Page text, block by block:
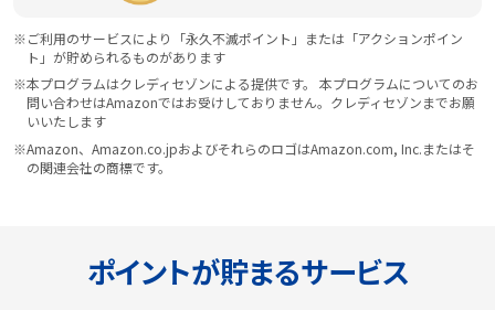
※ご利用のサービスにより「永久不滅ポイント」または「アクションポイン
ト」が貯められるものがあります
※本プログラムはクレディセゾンによる提供です。 本プログラムについてのお
問い合わせはAmazonではお受けしておりません。クレディセゾンまでお願
いいたします
※Amazon、Amazon.co.jpおよびそれらのロゴはAmazon.com, Inc.またはそ
の関連会社の商標です。
ポイントが貯まるサービス